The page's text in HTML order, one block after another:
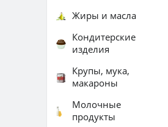
Жиры и масла
Кондитерские
изделия
Крупы, мука,
макароны
Молочные
продукты